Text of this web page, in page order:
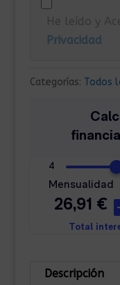
Cojines
Negro
cantidad
He leído y
Privacidad
Categorías: Todos
Descripción